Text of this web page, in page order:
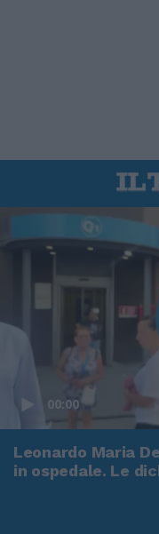
00:00
Leonardo Maria
in ospedale. Le